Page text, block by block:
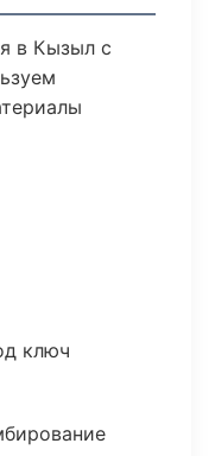
в Кызыл с
ключ